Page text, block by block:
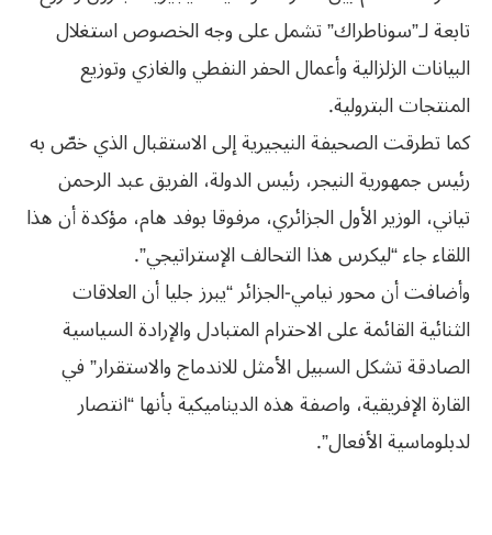
تابعة لـ”سوناطراك” تشمل على وجه الخصوص استغلال
البيانات الزلزالية وأعمال الحفر النفطي والغازي وتوزيع
المنتجات البترولية.
كما تطرقت الصحيفة النيجيرية إلى الاستقبال الذي خصّ به
رئيس جمهورية النيجر، رئيس الدولة، الفريق عبد الرحمن
تياني، الوزير الأول الجزائري، مرفوقا بوفد هام، مؤكدة أن هذا
اللقاء جاء “ليكرس هذا التحالف الإستراتيجي”.
وأضافت أن محور نيامي-الجزائر “يبرز جليا أن العلاقات
الثنائية القائمة على الاحترام المتبادل والإرادة السياسية
الصادقة تشكل السبيل الأمثل للاندماج والاستقرار” في
القارة الإفريقية، واصفة هذه الديناميكية بأنها “انتصار
لدبلوماسية الأفعال”.